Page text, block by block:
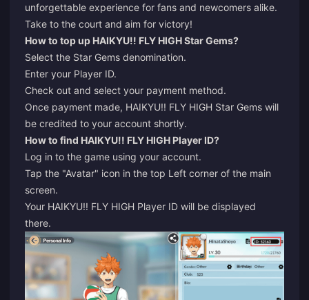
unforgettable experience for fans and newcomers alike.
Take to the court and aim for victory!
How to top up HAIKYU!! FLY HIGH Star Gems?
Select the Star Gems denomination.
Enter your Player ID.
Check out and select your payment method.
Once payment made, HAIKYU!! FLY HIGH Star Gems will
be credited to your account shortly.
How to find HAIKYU!! FLY HIGH Player ID?
Log in to the game using your account.
Tap the "Avatar" icon in the top Left corner of the main
screen.
Your HAIKYU!! FLY HIGH Player ID will be displayed
there.